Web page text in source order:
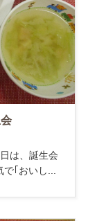
は、誕生会
｢おいし...